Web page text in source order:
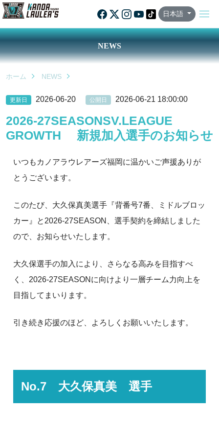
日本語
NEWS
ホーム NEWS
更新日 2026-06-20 公開日 2026-06-21 18:00:00
2026-27SEASONSV.LEAGUE
GROWTH 新規加入選手のお知らせ
いつもカノアラウレアーズ福岡に温かいご声援ありが
とうございます。
このたび、大久保真美選手『背番号7番、ミドルブロッ
カー』と2026-27SEASON、選手契約を締結しました
ので、お知らせいたします。
大久保選手の加入により、さらなる高みを目指すべ
く、2026-27SEASONに向けより一層チーム力向上を
目指してまいります。
引き続き応援のほど、よろしくお願いいたします。
No.7 大久保真美 選手